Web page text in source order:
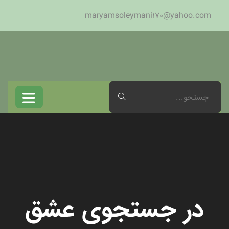
maryamsoleymani170@yahoo.com
در جستجوی عشق